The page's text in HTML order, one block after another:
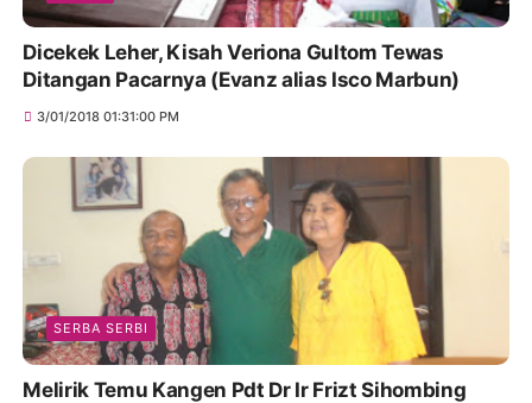
Dicekek Leher, Kisah Veriona Gultom Tewas
Ditangan Pacarnya (Evanz alias Isco Marbun)
3/01/2018 01:31:00 PM
SERBA SERBI
Melirik Temu Kangen Pdt Dr Ir Frizt Sihombing